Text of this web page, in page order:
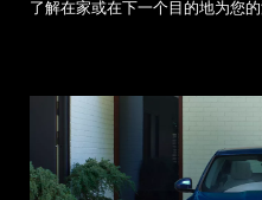
了解在家或在下一个目的地为您